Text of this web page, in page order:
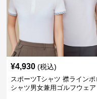
¥4,930 (税込)
スポーツTシャツ 襟ラインポ
シャツ男女兼用ゴルフウェア